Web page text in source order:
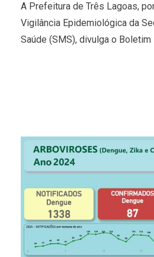
A Prefeitura de Três Lagoas,
Vigilância Epidemiológica da
Saúde (SMS), divulga o Boletim